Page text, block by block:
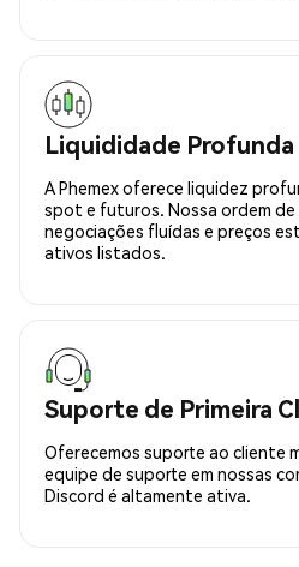
Liquididade Profunda
A Phemex oferece liquidez
spot e futuros. Nossa ordem
negociações fluídas e preços
ativos listados.
Suporte de Primeira
Oferecemos suporte ao cliente
equipe de suporte em nossas
Discord é altamente ativa.